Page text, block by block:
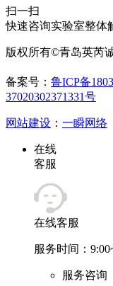
扫一扫
快速咨询实验室整体
版权所有©青岛英芮
备案号： 鲁ICP备
37020302371331号
网站建设 ： 一瞬网络
在线
客服
在线客服
服务时间：
服务咨询